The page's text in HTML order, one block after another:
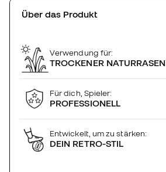
Über das Produkt
Verwendung für:
TROCKENER NATURRASEN
Für dich, Spieler:
PROFESSIONELL
Entwickelt, um zu stärken:
DEIN RETRO-STIL